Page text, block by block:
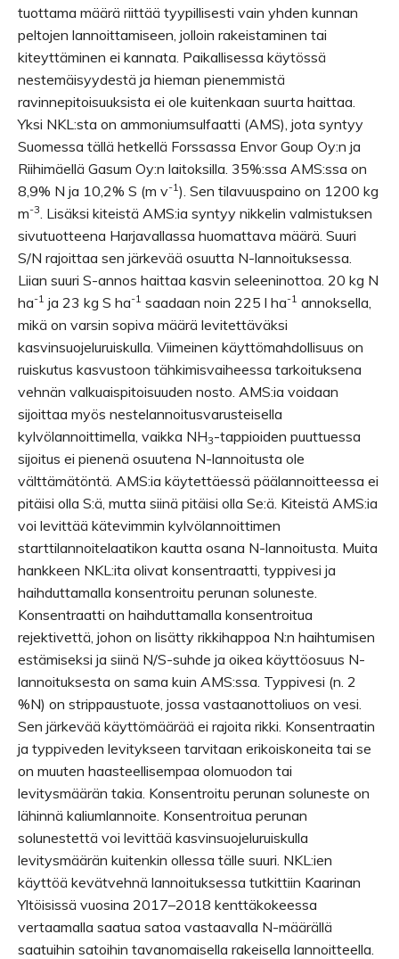
tuottama määrä riittää tyypillisesti vain yhden kunnan
peltojen lannoittamiseen, jolloin rakeistaminen tai
kiteyttäminen ei kannata. Paikallisessa käytössä
nestemäisyydestä ja hieman pienemmistä
ravinnepitoisuuksista ei ole kuitenkaan suurta haittaa.
Yksi NKL:sta on ammoniumsulfaatti (AMS), jota syntyy
Suomessa tällä hetkellä Forssassa Envor Goup Oy:n ja
Riihimäellä Gasum Oy:n laitoksilla. 35%:ssa AMS:ssa on
8,9% N ja 10,2% S (m v-1). Sen tilavuuspaino on 1200 kg
m-3. Lisäksi kiteistä AMS:ia syntyy nikkelin valmistuksen
sivutuotteena Harjavallassa huomattava määrä. Suuri
S/N rajoittaa sen järkevää osuutta N-lannoituksessa.
Liian suuri S-annos haittaa kasvin seleeninottoa. 20 kg N
ha-1 ja 23 kg S ha-1 saadaan noin 225 l ha-1 annoksella,
mikä on varsin sopiva määrä levitettäväksi
kasvinsuojeluruiskulla. Viimeinen käyttömahdollisuus on
ruiskutus kasvustoon tähkimisvaiheessa tarkoituksena
vehnän valkuaispitoisuuden nosto. AMS:ia voidaan
sijoittaa myös nestelannoitusvarusteisella
kylvölannoittimella, vaikka NH3-tappioiden puuttuessa
sijoitus ei pienenä osuutena N-lannoitusta ole
välttämätöntä. AMS:ia käytettäessä päälannoitteessa ei
pitäisi olla S:ä, mutta siinä pitäisi olla Se:ä. Kiteistä AMS:ia
voi levittää kätevimmin kylvölannoittimen
starttilannoitelaatikon kautta osana N-lannoitusta. Muita
hankkeen NKL:ita olivat konsentraatti, typpivesi ja
haihduttamalla konsentroitu perunan soluneste.
Konsentraatti on haihduttamalla konsentroitua
rejektivettä, johon on lisätty rikkihappoa N:n haihtumisen
estämiseksi ja siinä N/S-suhde ja oikea käyttöosuus N-
lannoituksesta on sama kuin AMS:ssa. Typpivesi (n. 2
%N) on strippaustuote, jossa vastaanottoliuos on vesi.
Sen järkevää käyttömäärää ei rajoita rikki. Konsentraatin
ja typpiveden levitykseen tarvitaan erikoiskoneita tai se
on muuten haasteellisempaa olomuodon tai
levitysmäärän takia. Konsentroitu perunan soluneste on
lähinnä kaliumlannoite. Konsentroitua perunan
solunestettä voi levittää kasvinsuojeluruiskulla
levitysmäärän kuitenkin ollessa tälle suuri. NKL:ien
käyttöä kevätvehnä lannoituksessa tutkittiin Kaarinan
Yltöisissä vuosina 2017–2018 kenttäkokeessa
vertaamalla saatua satoa vastaavalla N-määrällä
saatuihin satoihin tavanomaisella rakeisella lannoitteella.